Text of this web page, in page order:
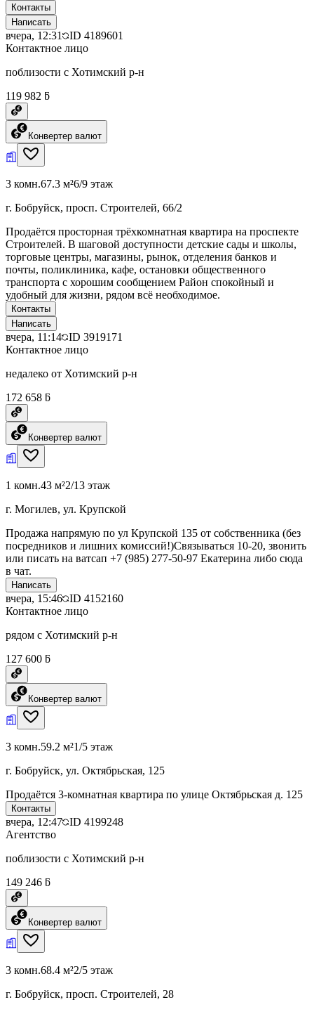
Контакты
Написать
вчера, 12:31 ID 4189601
Контактное лицо
поблизости с Хотимский р-н
119 982 ƃ
Конвертер валют
3 комн.67.3 м²6/9 этаж
г. Бобруйск, просп. Строителей, 66/2
Продаётся просторная трёхкомнатная квартира на проспекте
Строителей. В шаговой доступности детские сады и школы,
торговые центры, магазины, рынок, отделения банков и
почты, поликлиника, кафе, остановки общественного
транспорта с хорошим сообщением Район спокойный и
удобный для жизни, рядом всё необходимое.
Контакты
Написать
вчера, 11:14 ID 3919171
Контактное лицо
недалеко от Хотимский р-н
172 658 ƃ
Конвертер валют
1 комн.43 м²2/13 этаж
г. Могилев, ул. Крупской
Продажа напрямую по ул Крупской 135 от собственника (без
посредников и лишних комиссий!)Связываться 10-20, звонить
или писать на ватсап +7 (985) 277-50-97 Екатерина либо сюда
в чат.
Написать
вчера, 15:46 ID 4152160
Контактное лицо
рядом с Хотимский р-н
127 600 ƃ
Конвертер валют
3 комн.59.2 м²1/5 этаж
г. Бобруйск, ул. Октябрьская, 125
Продаётся 3-комнатная квартира по улице Октябрьская д. 125
Контакты
вчера, 12:47 ID 4199248
Агентство
поблизости с Хотимский р-н
149 246 ƃ
Конвертер валют
3 комн.68.4 м²2/5 этаж
г. Бобруйск, просп. Строителей, 28